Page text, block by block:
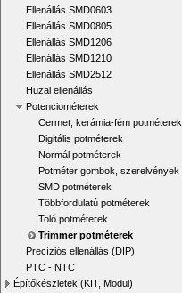
Ellenállás SMD0603
Ellenállás SMD0805
Ellenállás SMD1206
Ellenállás SMD1210
Ellenállás SMD2512
Huzal ellenállás
Potenciométerek
Cermet, kerámia-fém potméterek
Digitális potméterek
Normál potméterek
Potméter gombok, szerelvények
SMD potméterek
Többfordulatú potméterek
Toló potméterek
Trimmer potméterek
Precíziós ellenállás (DIP)
PTC - NTC
Építőkészletek (KIT, Modul)